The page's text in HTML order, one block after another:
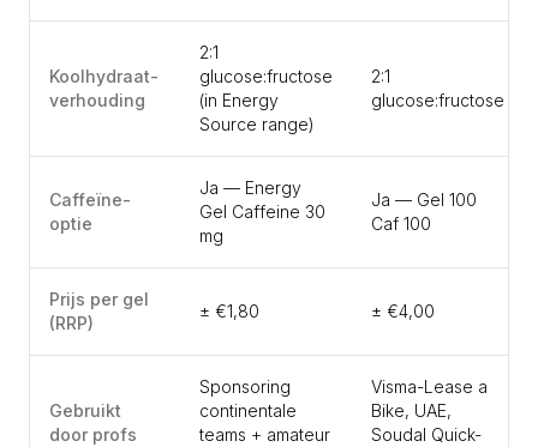
Koolhydraat-
verhouding
2:1
glucose:fructose
(in Energy
Source range)
2:1
glucose:fructose
Caffeïne-
optie
Ja — Energy
Gel Caffeine 30
mg
Ja — Gel 100
Caf 100
Prijs per gel
(RRP)
± €1,80 ± €4,00
Gebruikt
door profs
Sponsoring
continentale
teams + amateur
Visma-Lease a
Bike, UAE,
Soudal Quick-